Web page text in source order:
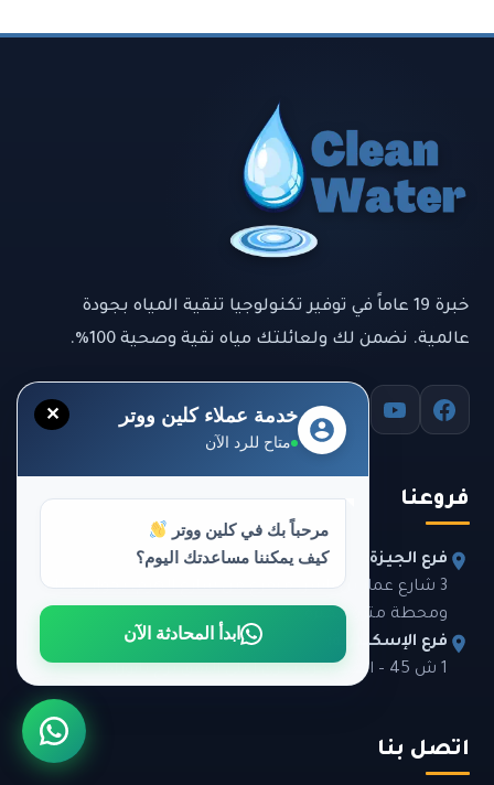
خبرة 19 عاماً في توفير تكنولوجيا تنقية المياه بجودة
عالمية. نضمن لك ولعائلتك مياه نقية وصحية 100%.
فروعنا
فرع الجيزة:
3 شارع عمار بن ياسر، متفرع من شارع الهرم، بجوار بي تك
ومحطة مترو الجيزة.
فرع الإسكندرية:
1 ش 45 – العصافرة بحري أعلى النفق برج بانوراما.
اتصل بنا
✕ خدمة عملاء كلين ووتر
متاح للرد الآن
مرحباً بك في كلين ووتر
كيف يمكننا مساعدتك اليوم؟
ابدأ المحادثة الآن